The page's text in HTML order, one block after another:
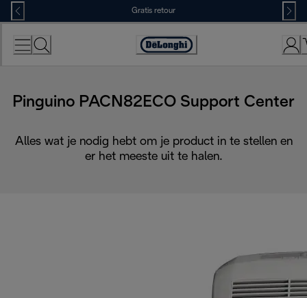
Skip
to
Content
Gratis retour
Accessibility
Pinguino PACN82ECO Support Center
Alles wat je nodig hebt om je product in te stellen en
er het meeste uit te halen.